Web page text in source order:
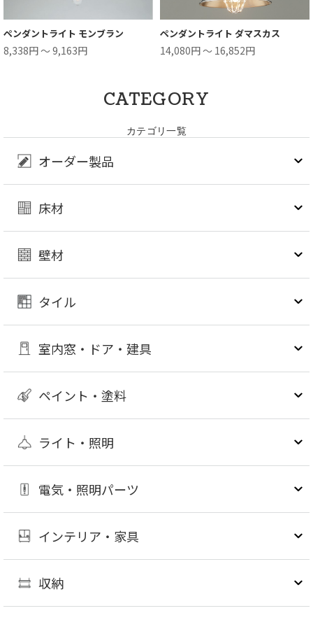
ペンダントライト モンブラン
8,338円 ～ 9,163円
ペンダントライト ダマスカス
14,080円 ～ 16,852円
CATEGORY
カテゴリ一覧
オーダー製品
床材
壁材
タイル
室内窓・ドア・建具
ペイント・塗料
ライト・照明
電気・照明パーツ
インテリア・家具
収納